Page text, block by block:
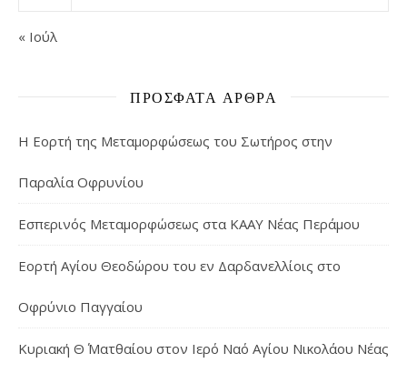
« Ιούλ
ΠΡΌΣΦΑΤΑ ΆΡΘΡΑ
Η Εορτή της Μεταμορφώσεως του Σωτήρος στην
Παραλία Οφρυνίου
Εσπερινός Μεταμορφώσεως στα ΚΑΑΥ Νέας Περάμου
Εορτή Αγίου Θεοδώρου του εν Δαρδανελλίοις στο
Οφρύνιο Παγγαίου
Κυριακή Θ΄ Ματθαίου στον Ιερό Ναό Αγίου Νικολάου Νέας